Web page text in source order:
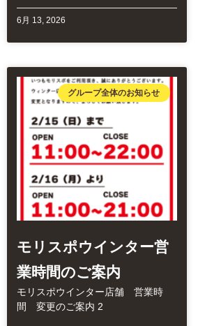
6月 13, 2026
グループ全体のお知らせ
モリスポウインター営
業時間のご案内
モリスポウインター店舗 営業時
間 変更のご案内 2